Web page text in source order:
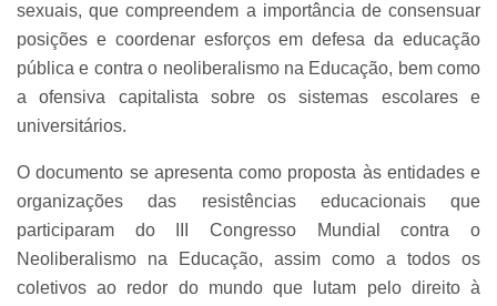
sexuais, que compreendem a importância de consensuar
posições e coordenar esforços em defesa da educação
pública e contra o neoliberalismo na Educação, bem como
a ofensiva capitalista sobre os sistemas escolares e
universitários.
O documento se apresenta como proposta às entidades e
organizações das resistências educacionais que
participaram do III Congresso Mundial contra o
Neoliberalismo na Educação, assim como a todos os
coletivos ao redor do mundo que lutam pelo direito à